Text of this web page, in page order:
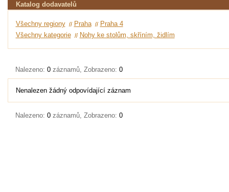
Katalog dodavatelů
Všechny regiony Praha
Praha 4
Všechny kategorie
Nohy ke stolům, skříním, židlím
Nalezeno: 0 záznamů, Zobrazeno: 0
Nenalezen žádný odpovídající záznam
Nalezeno: 0 záznamů, Zobrazeno: 0